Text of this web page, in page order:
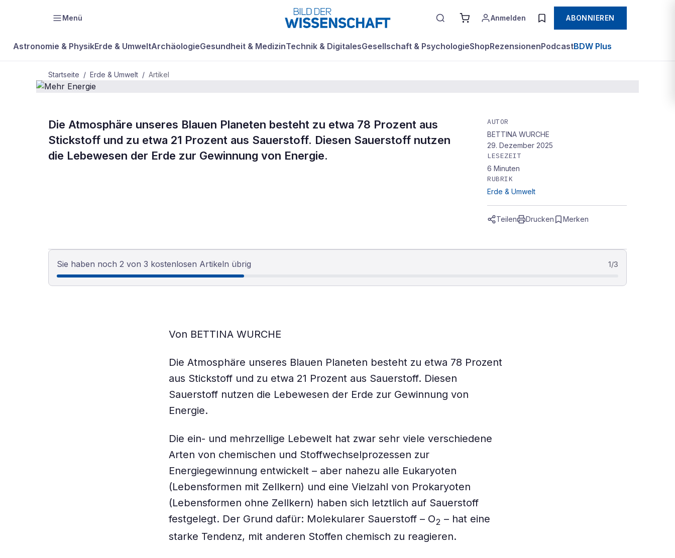
Menü Anmelden ABONNIEREN
Astronomie & PhysikErde & UmweltArchäologieGesundheit & MedizinTechnik & DigitalesGesellschaft & PsychologieShopRezensionenPodcastBDW Plus
Startseite / Erde & Umwelt / Artikel
BDW PlusERDE & UMWELT
Mehr
Die Atmosphäre unseres Blauen Planeten besteht zu etwa 78 Prozent aus
Stickstoff und zu etwa 21 Prozent aus Sauerstoff. Diesen Sauerstoff nutzen
die Lebewesen der Erde zur Gewinnung von Energie.
AUTOR
BETTINA WURCHE
29. Dezember 2025
LESEZEIT
6 Minuten
RUBRIK
Erde & Umwelt
Teilen Drucken Merken
Sie haben noch 2 von 3 kostenlosen Artikeln übrig 1/3
Von BETTINA WURCHE
Die Atmosphäre unseres Blauen Planeten besteht zu etwa 78 Prozent
aus Stickstoff und zu etwa 21 Prozent aus Sauerstoff. Diesen
Sauerstoff nutzen die Lebewesen der Erde zur Gewinnung von
Energie.
Die ein- und mehrzellige Lebewelt hat zwar sehr viele verschiedene
Arten von chemischen und Stoffwechselprozessen zur
Energiegewinnung entwickelt – aber nahezu alle Eukaryoten
(Lebensformen mit Zellkern) und eine Vielzahl von Prokaryoten
(Lebensformen ohne Zellkern) haben sich letztlich auf Sauerstoff
festgelegt. Der Grund dafür: Molekularer Sauerstoff – O2 – hat eine
starke Tendenz, mit anderen Stoffen chemisch zu reagieren.